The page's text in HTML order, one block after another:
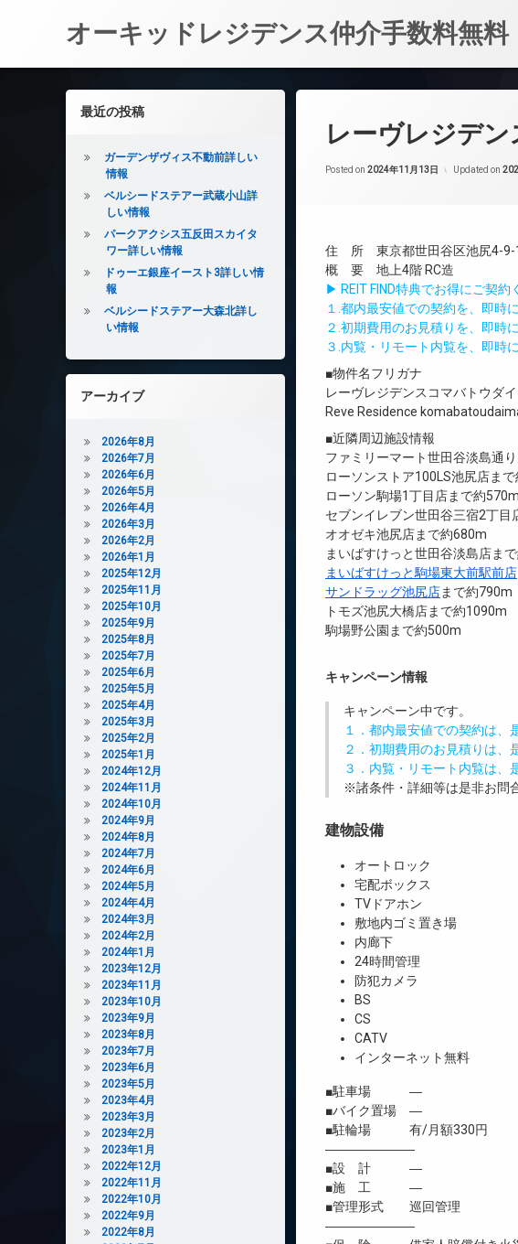
オーキッドレジデンス仲介手数料無料
レーヴレジデ
Posted on 2024年11月13日 Updated on
住 所 東京都世田谷区池尻4-9-
概 要 地上4階 RC造
▶ REIT FIND特典でお得にご契約
１.都内最安値での契約を、即時
２.初期費用のお見積りを、即時
３.内覧・リモート内覧を、即時
■物件名フリガナ
レーヴレジデンスコマバトウダ
Reve Residence
■近隣周辺施設情報
ファミリーマート世田谷淡島通
ローソンストア100LS池尻店ま
ローソン駒場1丁目店まで約570m
セブンイレブン世田谷三宿2丁目
オオゼキ池尻店まで約680m
まいばすけっと世田谷淡島店ま
まいばすけっと駒場東大前駅前店
サンドラッグ池尻店まで約790m
トモズ池尻大橋店まで約1090m
駒場野公園まで約500m
キャンペーン情報
キャンペーン中です。
１．都内最安値での契約は、
２．初期費用のお見積りは、
３．内覧・リモート内覧は、
※諸条件・詳細等は是非お問
建物設備
オートロック
宅配ボックス
TVドアホン
敷地内ゴミ置き場
内廊下
24時間管理
防犯カメラ
BS
CS
CATV
インターネット無料
■駐車場 ―
■バイク置場 ―
■駐輪場 有/月額330円
―――――――
■設 計 ―
■施 工 ―
■管理形式 巡回管理
―――――――
左サイドバー
最近の投稿
ガーデンザヴィス不動前詳しい
情報
ベルシードステアー武蔵小山詳
しい情報
パークアクシス五反田スカイタ
ワー詳しい情報
ドゥーエ銀座イースト3詳しい情
報
ベルシードステアー大森北詳し
い情報
アーカイブ
2026年8月
2026年7月
2026年6月
2026年5月
2026年4月
2026年3月
2026年2月
2026年1月
2025年12月
2025年11月
2025年10月
2025年9月
2025年8月
2025年7月
2025年6月
2025年5月
2025年4月
2025年3月
2025年2月
2025年1月
2024年12月
2024年11月
2024年10月
2024年9月
2024年8月
2024年7月
2024年6月
2024年5月
2024年4月
2024年3月
2024年2月
2024年1月
2023年12月
2023年11月
2023年10月
2023年9月
2023年8月
2023年7月
2023年6月
2023年5月
2023年4月
2023年3月
2023年2月
2023年1月
2022年12月
2022年11月
2022年10月
2022年9月
2022年8月